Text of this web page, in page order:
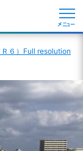
メニュー
６） Full resolution